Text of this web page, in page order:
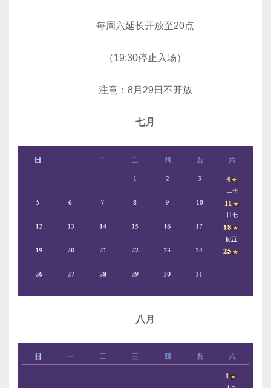
每周六延长开放至20点
（19:30停止入场）
注意：8月29日不开放
七月
八月